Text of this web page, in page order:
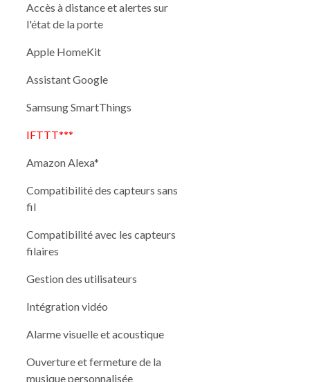
Accès à distance et alertes sur
l'état de la porte
Apple HomeKit
Assistant Google
Samsung SmartThings
IFTTT***
Amazon Alexa*
Compatibilité des capteurs sans
fil
Compatibilité avec les capteurs
filaires
Gestion des utilisateurs
Intégration vidéo
Alarme visuelle et acoustique
Ouverture et fermeture de la
musique personnalisée